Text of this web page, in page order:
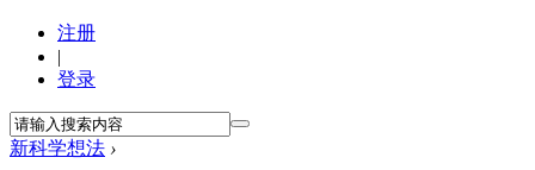
注册
|
登录
新科学想法 ›